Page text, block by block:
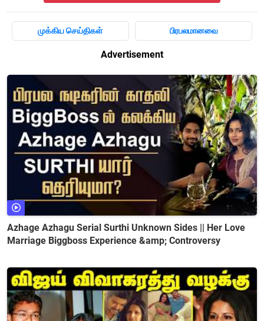
முக்கிய செய்திகள் பிரபலமானவை
Advertisement
Azhage Azhagu Serial Surthi Unknown Sides || Her Love
Marriage Biggboss Experience &amp; Controversy